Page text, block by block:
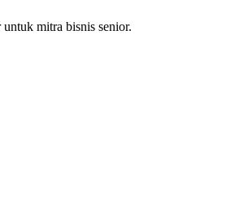
mitra bisnis senior.